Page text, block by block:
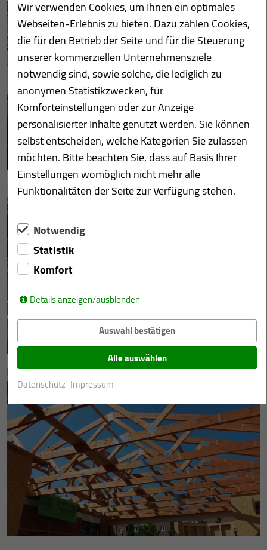
Wir verwenden Cookies, um Ihnen ein optimales
Webseiten-Erlebnis zu bieten. Dazu zählen Cookies,
die für den Betrieb der Seite und für die Steuerung
unserer kommerziellen Unternehmensziele
notwendig sind, sowie solche, die lediglich zu
anonymen Statistikzwecken, für
Komforteinstellungen oder zur Anzeige
personalisierter Inhalte genutzt werden. Sie können
selbst entscheiden, welche Kategorien Sie zulassen
möchten. Bitte beachten Sie, dass auf Basis Ihrer
Einstellungen womöglich nicht mehr alle
Funktionalitäten der Seite zur Verfügung stehen.
Notwendig
Statistik
Komfort
Details anzeigen/ausblenden
Auswahl bestätigen
Alle auswählen
Datenschutz Impressum